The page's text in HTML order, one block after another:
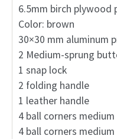
6.5mm birch plywood
Color: brown
30×30 mm aluminum
2 Medium-sprung
1 snap lock
2 folding handle
1 leather handle
4 ball corners medium
4 ball corners